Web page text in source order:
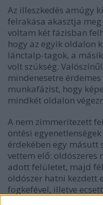
Az illeszkedés amúgy
felrakása akasztja
voltam két fázisban
hogy az egyik oldalon
lánctalp-tagok, a
volt szükség.
mindenesetre
munkafázist, hogy
mindkét oldalon
A nem zimmeritezett
öntési
érdekében egy
vettem elő: oldószeres
adott felületet, majd
oldószer hatni kezdett
fogkefével, illetve